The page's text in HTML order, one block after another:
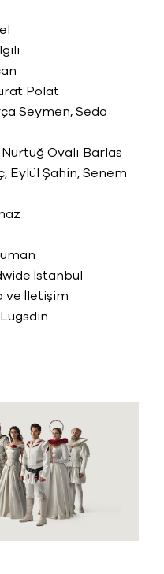
Polat
Seymen, Seda
Ovalı Barlas
Eylül Şahin, Senem
İstanbul
ve İletişim